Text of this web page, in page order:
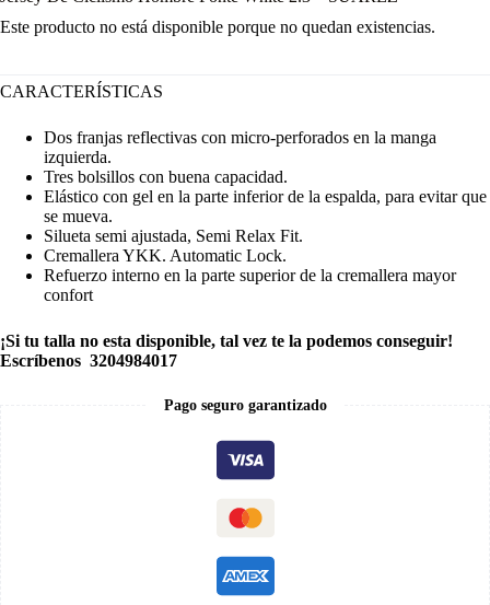
Este producto no está disponible porque no quedan existencias.
CARACTERÍSTICAS
Dos franjas reflectivas con micro-perforados en la manga
izquierda.
Tres bolsillos con buena capacidad.
Elástico con gel en la parte inferior de la espalda, para evitar que
se mueva.
Silueta semi ajustada, Semi Relax Fit.
Cremallera YKK. Automatic Lock.
Refuerzo interno en la parte superior de la cremallera mayor
confort
¡Si tu talla no esta disponible, tal vez te la podemos conseguir!
Escríbenos 3204984017
Pago seguro garantizado